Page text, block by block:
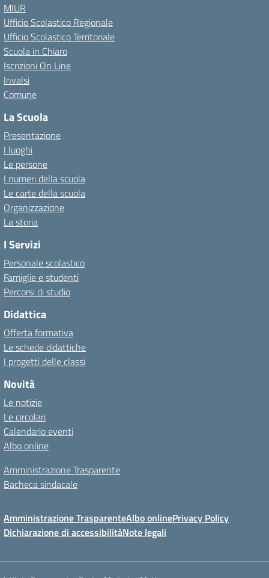
MIUR
Ufficio Scolastico Regionale
Ufficio Scolastico Territoriale
Scuola in Chiaro
Iscrizioni On Line
Invalsi
Comune
La Scuola
Presentazione
I luoghi
Le persone
I numeri della scuola
Le carte della scuola
Organizzazione
La storia
I Servizi
Personale scolastico
Famiglie e studenti
Percorsi di studio
Didattica
Offerta formativa
Le schede didattiche
I progetti delle classi
Novità
Le notizie
Le circolari
Calendario eventi
Albo online
Amministrazione Trasparente
Bacheca sindacale
Amministrazione TrasparenteAlbo onlinePrivacy Policy
Dichiarazione di accessibilitàNote legali